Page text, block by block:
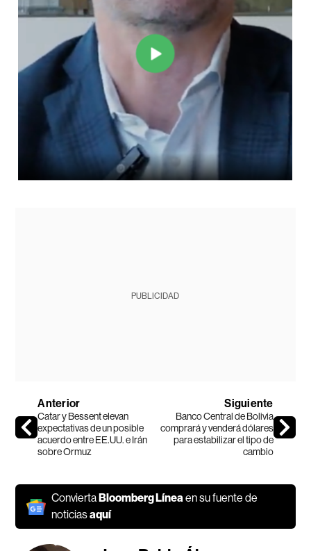
PUBLICIDAD
Anterior
Catar y Bessent elevan
expectativas de un posible
acuerdo entre EE.UU. e Irán
sobre Ormuz
Siguiente
Banco Central de Bolivia
comprará y venderá dólares
para estabilizar el tipo de
cambio
Convierta Bloomberg Líneaen su fuente de
noticiasaquí